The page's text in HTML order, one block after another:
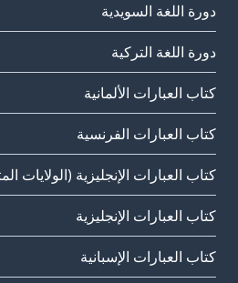
دورة اللغة السويدية
دورة اللغة التركية
كتاب العبارات الألمانية
كتاب العبارات الفرنسية
كتاب العبارات الإنجليزية (الولايات
كتاب العبارات الإنجليزية
كتاب العبارات الإسبانية